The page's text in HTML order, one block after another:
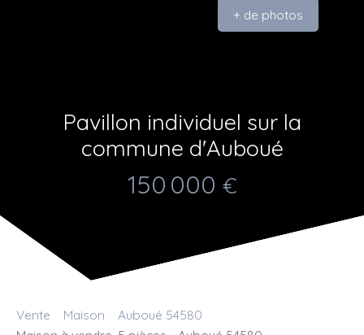
+ de photos
Pavillon individuel sur la
commune d'Auboué
150 000 €
Vente Maison
Auboué 54580